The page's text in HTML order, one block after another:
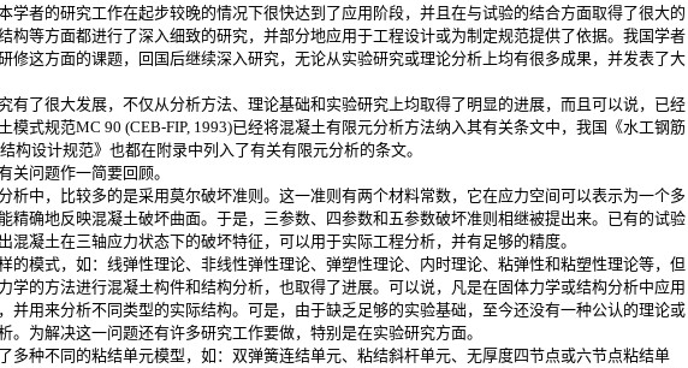
学者的研究工作在起步较晚的情况下很快达到了应用阶段，并且在与试验的结合方面取得了很大的
构等方面都进行了深入细致的研究，并部分地应用于工程设计或为制定规范提供了依据。我国学者
修这方面的课题，回国后继续深入研究，无论从实验研究或理论分析上均有很多成果，并发表了大
了很大发展，不仅从分析方法、理论基础和实验研究上均取得了明显的进展，而且可以说，已经
式规范MC 90 (CEB-FIP, 1993)已经将混凝土有限元分析方法纳入其有关条文中，我国《水工钢筋
构设计规范》也都在附录中列入了有关有限元分析的条文。
问题作一简要回顾。
中，比较多的是采用莫尔破坏准则。这一准则有两个材料常数，它在应力空间可以表示为一个多
精确地反映混凝土破坏曲面。于是，三参数、四参数和五参数破坏准则相继被提出来。已有的试验
凝土在三轴应力状态下的破坏特征，可以用于实际工程分析，并有足够的精度。
模式，如：线弹性理论、非线性弹性理论、弹塑性理论、内时理论、粘弹性和粘塑性理论等，但
学的方法进行混凝土构件和结构分析，也取得了进展。可以说，凡是在固体力学或结构分析中应用
并用来分析不同类型的实际结构。可是，由于缺乏足够的实验基础，至今还没有一种公认的理论或
为解决这一问题还有许多研究工作要做，特别是在实验研究方面。
种不同的粘结单元模型，如：双弹簧连结单元、粘结斜杆单元、无厚度四节点或六节点粘结单